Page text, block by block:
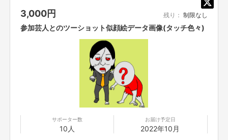
【日時】2022年8月25日(木)〜8月28日(日)
【営業時間】13:00～18:00
【会場】LAUGH & PEACE ART GALLERY OSAKA
【入場料】無料
【参加芸人】シャンプーハット恋さん、NONSTYLE石田、span!マコト、
でやす小田、ヒューマン中村、守谷日和、すゑひろがりず、
たち、らむね岡、ザ・プラン9 爆ノ介、kento fukaya、センリーズ、森本大
シャンプーハット恋さん、おいでやす小田さん、
日和さんと言った森本大百科がお世話になってる先輩芸人！
ず、ぶるぼんの同期芸人、ザ・プラン9爆ノ介、kentofukayaと言った後輩
そして森本大百科がアシスタントをしていた雑誌モーニングの漫画
タレ」の作画担当東風孝広先生、 何度か食事でご一緒したアクションコミッ
ナニワめし暮らし」の作者はたのさとし先生に参加依頼をすると
次々にギャグ漫画家の川口憲吾先生と言った、 ビッグネームの先生がまた別
のビッグネームの先生を紹介して下さ
森本大百科を含む総勢15人の芸人と、 有名プロ漫画家14人が奇跡的にタッ
グを組んで大喜利をします！
3,000円 残り： 制限なし
参加芸人とのツーショット似顔絵データ画像(タッチ色々)
サポーター数
10人
お届け予定日
2022年10月